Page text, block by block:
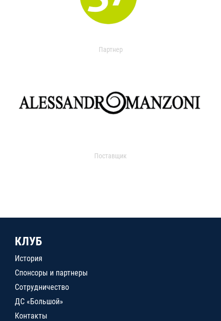
Партнер
Поставщик
КЛУБ
История
Спонсоры и партнеры
Сотрудничество
ДС «Большой»
Контакты